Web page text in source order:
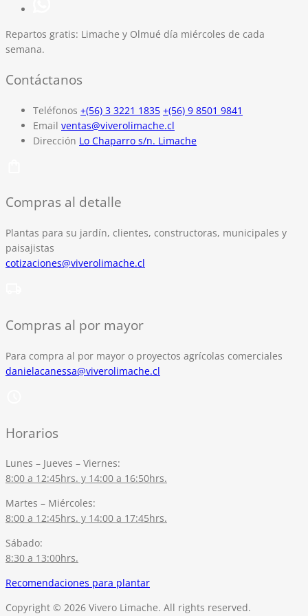
Repartos gratis: Limache y Olmué día miércoles de cada
semana.
Contáctanos
Teléfonos +(56) 3 3221 1835 +(56) 9 8501 9841
Email ventas@viverolimache.cl
Dirección Lo Chaparro s/n. Limache
Compras al detalle
Plantas para su jardín, clientes, constructoras, municipales y
paisajistas
cotizaciones@viverolimache.cl
Compras al por mayor
Para compra al por mayor o proyectos agrícolas comerciales
danielacanessa@viverolimache.cl
Horarios
Lunes – Jueves – Viernes:
8:00 a 12:45hrs. y 14:00 a 16:50hrs.
Martes – Miércoles:
8:00 a 12:45hrs. y 14:00 a 17:45hrs.
Sábado:
8:30 a 13:00hrs.
Recomendaciones para plantar
Copyright © 2026 Vivero Limache. All rights reserved.